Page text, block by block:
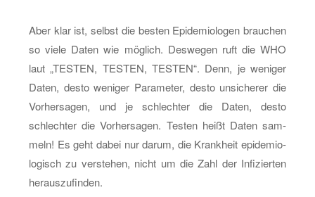
Aber klar ist, selbst die bes­ten Epi­de­mio­lo­gen brau­chen
so viele Daten wie mög­lich. Des­we­gen ruft die WHO
laut „TES­TEN, TES­TEN, TES­TEN“. Denn, je we­ni­ger
Daten, desto we­ni­ger Pa­ra­me­ter, desto un­si­che­rer die
Vor­her­sa­gen, und je schlech­ter die Daten, desto
schlech­ter die Vor­her­sa­gen. Tes­ten heißt Daten sam­
meln! Es geht dabei nur darum, die Krank­heit epi­de­mio­
lo­gisch zu ver­ste­hen, nicht um die Zahl der In­fi­zier­ten
her­aus­zu­fin­den.